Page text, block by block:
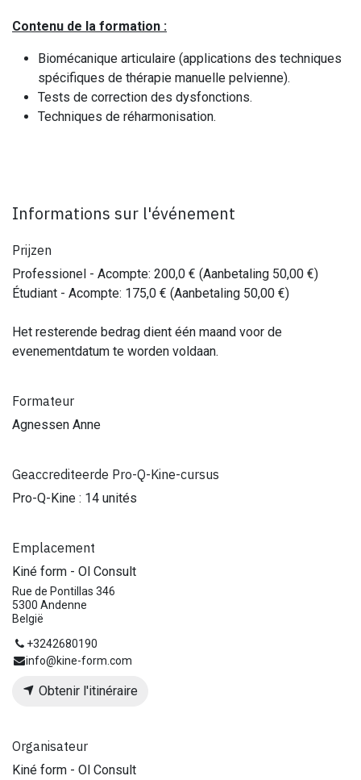
Contenu de la formation :
Biomécanique articulaire (applications des techniques
spécifiques de thérapie manuelle pelvienne).
Tests de correction des dysfonctions.
Techniques de réharmonisation.
Informations sur l'événement
Prijzen
Professionel - Acompte: 200,0 € (Aanbetaling 50,00 €)
Étudiant - Acompte: 175,0 € (Aanbetaling 50,00 €)
Het resterende bedrag dient één maand voor de
evenementdatum te worden voldaan.
Formateur
Agnessen Anne
Geaccrediteerde Pro-Q-Kine-cursus
Pro-Q-Kine : 14 unités
Emplacement
Kiné form - Ol Consult
Rue de Pontillas 346
5300 Andenne
België
+3242680190
info@kine-form.com
Obtenir l'itinéraire
Organisateur
Kiné form - Ol Consult